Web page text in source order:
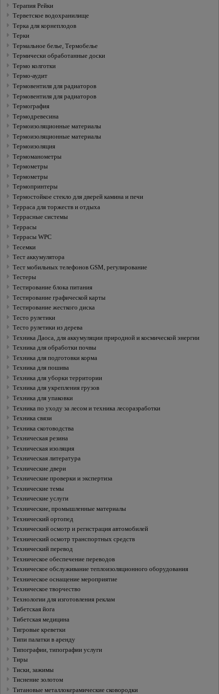
Терапия Рейки
Терветское водохранилище
Терка для корнеплодов
Терки
Термальное белье, Термобелье
Термически обработанные доски
Термо колготки
Термо-аудит
Термовентиля для радиаторов
Термовентиля для радиаторов
Термография
Термодревесина
Термоизоляционные материалы
Термоизоляционные материалы
Термоизоляция
Термоманометры
Термометры
Термометры
Термопринтеры
Термостойкое стеклo для дверей камина и печи
Терраса для торжеств и отдыха
Террасные системы
Террасы
Террасы WPC
Тесемки
Тест аккумулятора
Тест мобильных телефонов GSM, регулирование
Тестеры
Тестирование блока питания
Тестирование графической карты
Тестирование жесткого диска
Тесто рулетики
Тесто рулетики из дерева
Техника Даоса, для аккумуляции природной и космической энергии
Техника для обработки почвы
Техника для подготовки корма
Техника для пошива
Техника для уборки территории
Техника для укрепления грузов
Техника для упаковки
Техника по уходу за лесом и техника лесоразработки
Техника связи
Техника скотоводства
Техническaя резина
Техническая изоляция
Техническая литература
Технические двери
Технические проверки и экспертиза
Технические темы
Технические услуги
Технические, промышленные материалы
Технический ортопед
Технический осмотр и регистрация автомобилей
Технический осмотр транспортных средств
Технический перевод
Техническое обеспечение переводов
Техническое обслуживание теплоизоляционного оборудования
Техническое оснащение мероприятие
Техническое творчество
Технологии для изготовления реклам
Тибетская йога
Тибетская медицина
Тигровые креветки
Типи палатки в аренду
Типографии, типографии услуги
Тиры
Тиски, зажимы
Тиснение золотом
Титановые металлокерамические сковородки